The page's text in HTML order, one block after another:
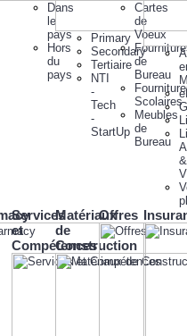
Dans
le
pays
Hors
du
pays
Primary
Secondary
Tertiaire
NTI
-
Tech
-
StartUp
Cartes
de
Voeux
de
Bureau
Scolaires
Meubles
de
Bureau
&
Services
et
Compétences
Matériaux
de
Construction
Offres